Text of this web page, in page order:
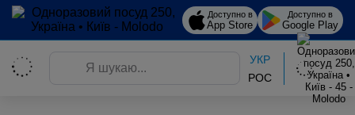
Доступно в
App Store
Доступно в
Google Play
УКР
РОС